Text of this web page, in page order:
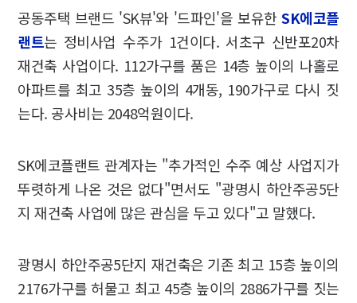
공동주택 브랜드 'SK뷰'와 '드파인'을 보유한SK에코플
랜트는 정비사업 수주가 1건이다. 서초구 신반포20차
재건축 사업이다. 112가구를 품은 14층 높이의 나홀로
아파트를 최고 35층 높이의 4개동, 190가구로 다시 짓
는다. 공사비는 2048억원이다.
SK에코플랜트 관계자는 "추가적인 수주 예상 사업지가
뚜렷하게 나온 것은 없다"면서도 "광명시 하안주공5단
지 재건축 사업에 많은 관심을 두고 있다"고 말했다.
광명시 하안주공5단지 재건축은 기존 최고 15층 높이의
2176가구를 허물고 최고 45층 높이의 2886가구를 짓는